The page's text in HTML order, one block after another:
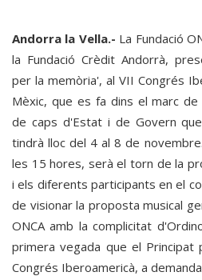
Andorra la Vella.- La Fundació
la Fundació Crèdit Andorrà,
per la memòria', al VII Congrés
Mèxic, que es fa dins el marc de
de caps d'Estat i de Govern
tindrà lloc del 4 al 8 de
les 15 hores, serà el torn de la
i els diferents participants en el
de visionar la proposta musical
ONCA amb la complicitat
primera vegada que el Principat
Congrés Iberoamericà, a